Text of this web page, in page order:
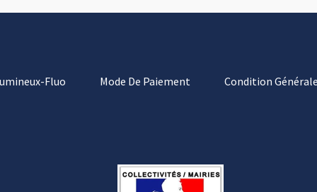
Fluo Mode De Paiement Condition